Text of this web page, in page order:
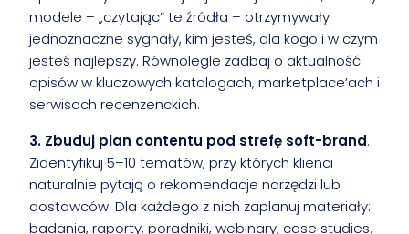
modele – „czytając” te źródła – otrzymywały
jednoznaczne sygnały, kim jesteś, dla kogo i w czym
jesteś najlepszy. Równolegle zadbaj o aktualność
opisów w kluczowych katalogach, marketplace’ach i
serwisach recenzenckich.
3. Zbuduj plan contentu pod strefę soft-brand.
Zidentyfikuj 5–10 tematów, przy których klienci
naturalnie pytają o rekomendacje narzędzi lub
dostawców. Dla każdego z nich zaplanuj materiały:
badania, raporty, poradniki, webinary, case studies.